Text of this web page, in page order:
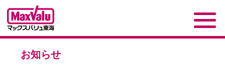
お知らせ